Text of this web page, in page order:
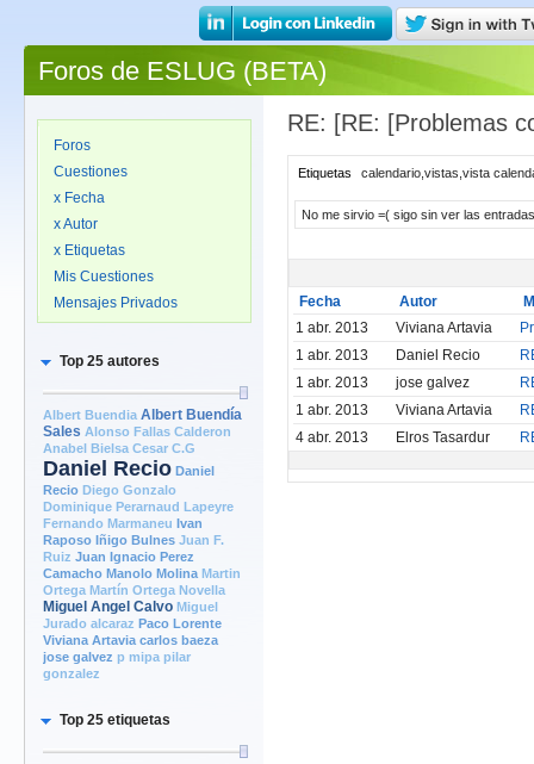
Foros de ESLUG (BETA)
Foros
Cuestiones
x Fecha
x Autor
x Etiquetas
Mis Cuestiones
Mensajes Privados
Top 25 autores
Albert Buendia Albert Buendía
Sales Alonso Fallas Calderon
Anabel Bielsa Cesar C.G
Daniel Recio Daniel
Recio Diego Gonzalo
Dominique Perarnaud Lapeyre
Fernando Marmaneu Ivan
Raposo Iñigo Bulnes Juan F.
Ruiz Juan Ignacio Perez
Camacho Manolo Molina Martin
Ortega Martín Ortega Novella
Miguel Angel Calvo Miguel
Jurado alcaraz Paco Lorente
Viviana Artavia carlos baeza
jose galvez p mipa pilar
gonzalez
Top 25 etiquetas
RE: [RE: [Problemas
Etiquetas calendario,vistas,vista
No me sirvio =( sigo sin ver las
Fecha Autor
1 abr. 2013
Viviana Artavia
1 abr. 2013
Daniel Recio
1 abr. 2013
jose galvez
1 abr. 2013
Viviana Artavia
4 abr. 2013
Elros Tasardur